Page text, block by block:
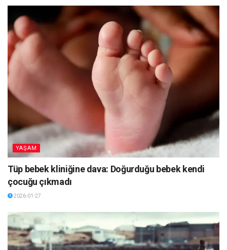
YAŞAM
Tüp bebek kliniğine dava: Doğurduğu bebek kendi
çocuğu çıkmadı
2026-01-27